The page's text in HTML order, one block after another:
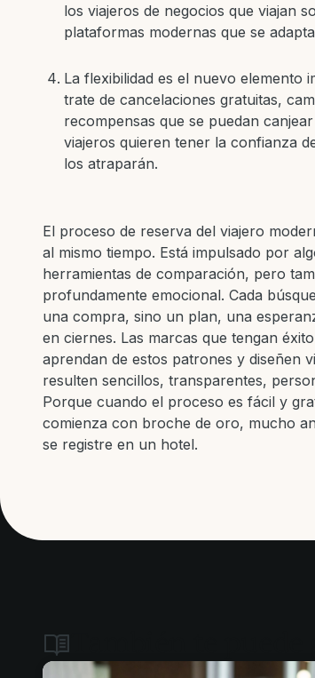
los viajeros de negocios que viajan
plataformas modernas que se
La flexibilidad es el nuevo elemento
trate de cancelaciones gratuitas,
recompensas que se puedan
viajeros quieren tener la confianza
los atraparán.
El proceso de reserva del viajero
al mismo tiempo. Está impulsado por
herramientas de comparación, pero
profundamente emocional. Cada
una compra, sino un plan, una
en ciernes. Las marcas que tengan
aprendan de estos patrones y diseñen
resulten sencillos, transparentes,
Porque cuando el proceso es fácil y
comienza con broche de oro, mucho
se registre en un hotel.